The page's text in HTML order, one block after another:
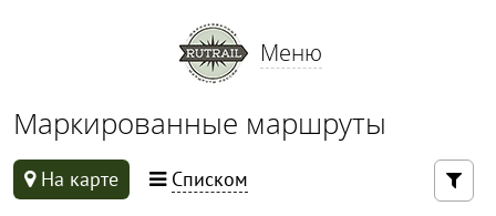
Меню
Маркированные маршруты
На карте Списком